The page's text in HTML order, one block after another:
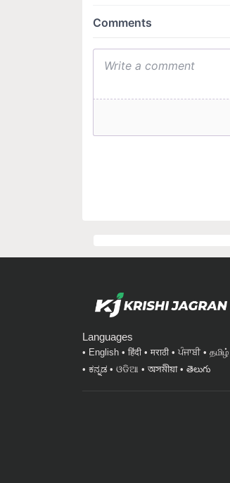
Languages
English हिंदी मराठी ਪੰਜਾਬੀ தமிழ்
ಕನ್ನಡ
ଓଡିଆ অসমীয়া తెలుగు